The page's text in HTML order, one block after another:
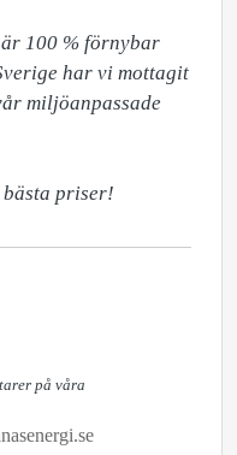
100 % förnybar
har vi mottagit
miljöanpassade
priser!
på våra